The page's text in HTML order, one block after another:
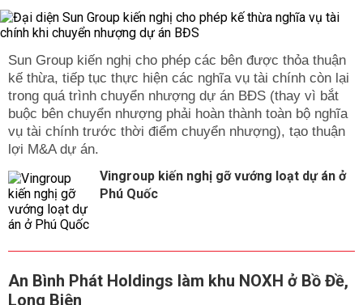
Sun Group kiến nghị cho phép các bên được thỏa thuận
kế thừa, tiếp tục thực hiện các nghĩa vụ tài chính còn lại
trong quá trình chuyển nhượng dự án BĐS (thay vì bắt
buộc bên chuyển nhượng phải hoàn thành toàn bộ nghĩa
vụ tài chính trước thời điểm chuyển nhượng), tạo thuận
lợi M&A dự án.
Vingroup kiến nghị gỡ vướng loạt dự án ở
Phú Quốc
An Bình Phát Holdings làm khu NOXH ở Bồ Đề,
Long Biên